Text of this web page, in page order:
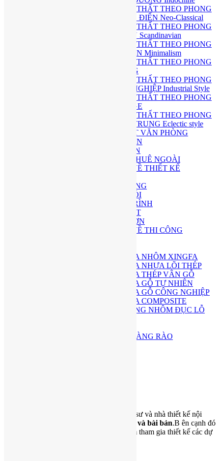
THIẾT KẾ NỘI THẤT THEO PHONG
CÁCH TÂN CỔ ĐIỂN Neo-Classical
THIẾT KẾ NỘI THẤT THEO PHONG
CÁCH BẮC ÂU Scandinavian
THIẾT KẾ NỘI THẤT THEO PHONG
CÁCH TỐI GIẢN Minimalism
THIẾT KẾ NỘI THẤT THEO PHONG
CÁCH Á ĐÔNG
THIẾT KẾ NỘI THẤT THEO PHONG
CÁCH CÔNG NGHIỆP Industrial Style
THIẾT KẾ NỘI THẤT THEO PHONG
CÁCH VINTAGE
THIẾT KẾ NỘI THẤT THEO PHONG
CÁCH CHIẾT TRUNG Eclectic style
THIẾT KẾ NỘI THẤT VĂN PHÒNG
THIẾT KẾ SÂN VƯỜN
LÀM FILM 3D DỰ ÁN
PHÒNG THIẾT KẾ THUÊ NGOÀI
GIẢI ĐÁP TƯ VẤN VỀ THIẾT KẾ
QUY TRÌNH THI CÔNG
THI CÔNG TRỌN GÓI
THI CÔNG CÔNG TRÌNH
THI CÔNG NỘI THẤT
THI CÔNG SÂN VƯỜN
GIẢI ĐÁP TƯ VẤN VỀ THI CÔNG
THI CÔNG CỬA NHÔM XINGFA
THI CÔNG CỬA NHỰA LÕI THÉP
THI CÔNG CỬA THÉP VÂN GỖ
THI CÔNG CỬA GỖ TỰ NHIÊN
THI CÔNG CỬA GỖ CÔNG NGHIỆP
THI CÔNG CỬA COMPOSITE
THI CÔNG MẶT DỰNG NHÔM ĐỤC LỖ
THI CÔNG CỔNG, HÀNG RÀO
là một tập thể những kiến trúc sư,kỹ sư và nhà thiết kế nội
nh quy và bài bản.B ên cạnh đó
m tham gia thiết kế các dự